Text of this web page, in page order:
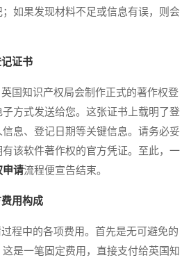
如果发现材料不足或信息有误，则会
证书
知识产权局会制作正式的著作权登
方式发送给您。这张证书上载明了登
息、登记日期等关键信息。请务必妥
该软件著作权的官方凭证。至此，一
申请流程便宣告结束。
用构成
中的各项费用。首先是无可避免的
是一笔固定费用，直接支付给英国知